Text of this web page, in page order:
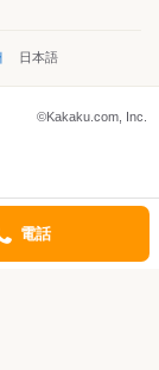
日本語
©Kakaku.com, Inc.
電話